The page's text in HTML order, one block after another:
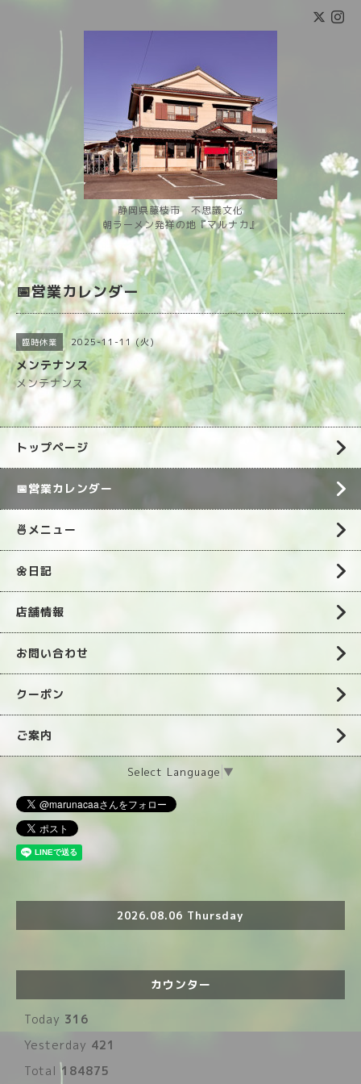
静岡県藤枝市 不思議文化
朝ラーメン発祥の地『マルナカ』
📅営業カレンダー
臨時休業 2025-11-11 (火)
メンテナンス
メンテナンス
トップページ
📅営業カレンダー
🍜メニュー
🌼日記
店舗情報
お問い合わせ
クーポン
ご案内
Select Language ▼
2026.08.06 Thursday
カウンター
Today 316
Yesterday 421
Total184875